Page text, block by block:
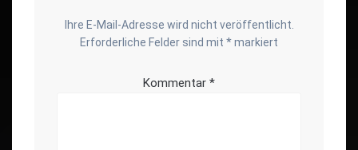
Ihre E-Mail-Adresse wird nicht veröffentlicht.
Erforderliche Felder sind mit *markiert
Kommentar *